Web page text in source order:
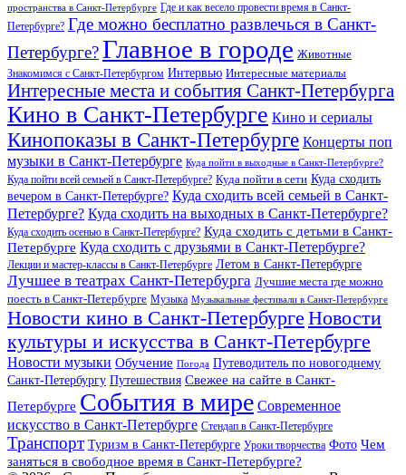
пространства в Санкт-Петербурге Где и как весело провести время в Санкт-
Петербурге? Где можно бесплатно развлечься в Санкт-
Петербурге?Главное в городе Животные
Знакомимся с Санкт-Петербургом Интервью Интересные материалы
Интересные места и события Санкт-Петербурга
Кино в Санкт-Петербурге Кино и сериалы
Кинопоказы в Санкт-Петербурге Концерты поп
музыки в Санкт-Петербурге Куда пойти в выходные в Санкт-Петербурге?
Куда пойти всей семьей в Санкт-Петербурге? Куда пойти в сети Куда сходить
вечером в Санкт-Петербурге? Куда сходить всей семьей в Санкт-
Петербурге? Куда сходить на выходных в Санкт-Петербурге?
Куда сходить осенью в Санкт-Петербурге? Куда сходить с детьми в Санкт-
Петербурге Куда сходить с друзьями в Санкт-Петербурге?
Лекции и мастер-классы в Санкт-Петербурге Летом в Санкт-Петербурге
Лучшее в театрах Санкт-Петербурга Лучшие места где можно
поесть в Санкт-Петербурге Музыка Музыкальные фестивали в Санкт-Петербурге
Новости кино в Санкт-Петербурге Новости
культуры и искусства в Санкт-Петербурге
Новости музыки Обучение Погода Путеводитель по новогоднему
Санкт-Петербургу Путешествия Свежее на сайте в Санкт-
Петербурге События в мире Современное
искусство в Санкт-Петербурге Стендап в Санкт-Петербурге
Транспорт Туризм в Санкт-Петербурге Уроки творчества Фото Чем
заняться в свободное время в Санкт-Петербурге?